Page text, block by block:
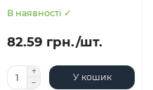
В наявності ✓
82.59 грн./шт.
У кошик